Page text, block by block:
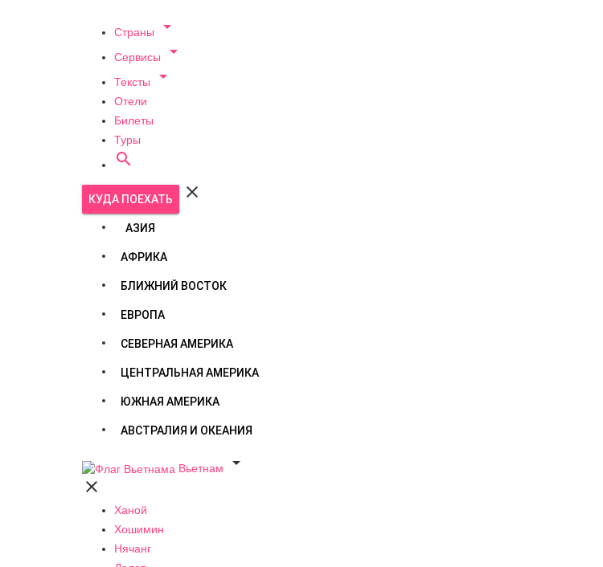
Страны 
Сервисы 
Тексты 
Отели
Билеты
Туры

КУДА ПОЕХАТЬ 
АЗИЯ
АФРИКА
БЛИЖНИЙ ВОСТОК
ЕВРОПА
СЕВЕРНАЯ АМЕРИКА
ЦЕНТРАЛЬНАЯ АМЕРИКА
ЮЖНАЯ АМЕРИКА
АВСТРАЛИЯ И ОКЕАНИЯ
Вьетнам


Ханой
Хошимин
Нячанг